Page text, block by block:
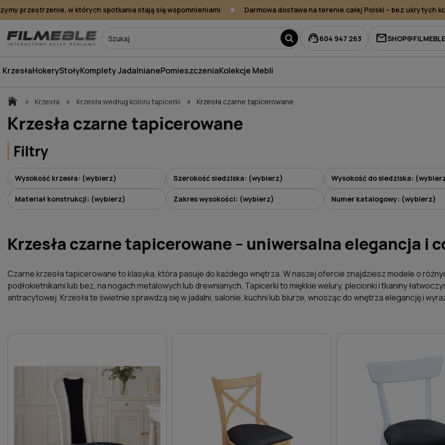
przestrzenie, w których spotkania stają się wspomnieniami Darmowa dostawa na terenie całej Polski – bez ukrytych
support_agent604 947 263 mail
KrzesłaHokeryStołyKomplety JadalnianePomieszczeniaKolekcje Mebli
» Krzesła » Krzesła według koloru tapicerki » Krzesła czarne tapicerowane
Krzesła czarne tapicerowane
Filtry
Wysokość krzesła: (wybierz) Szerokość siedziska: (wybierz) Wysokość do siedziska:
Materiał konstrukcji: (wybierz) Zakres wysokości: (wybierz) Numer katalogowy: (wybierz)
Krzesła czarne tapicerowane – uniwersalna elegancja i
Czarne krzesła tapicerowane to klasyka, która pasuje do każdego wnętrza. W naszej ofercie znajdziesz modele o
podłokietnikami lub bez, na nogach metalowych lub drewnianych. Tapicerki to miękkie welury, plecionki i tkaniny
antracytowej. Krzesła te świetnie sprawdzą się w jadalni, salonie, kuchni lub biurze, wnosząc do wnętrza elegancję i